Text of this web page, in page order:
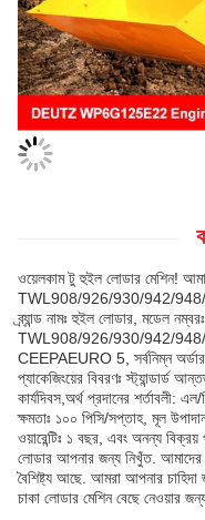
ওয়েলকাম টু হুইল লোডার মেশিন!
TWL908/926/930/942/948/
ব্র্যান্ড নামঃ হুইল লোডার, মডেল নম্বরঃ
TWL908/926/930/942/948/
CEEPAEURO 5, সর্বনিম্ন
প্যাকেজিংয়ের বিবরণঃ স্ট্যান্ডার্ড
কার্যদিবস,অর্থ প্রদানের শর্তাবলী:
ক্ষমতাঃ ১০০ পিসি/সপ্তাহ, মূল
ওয়ারেন্টিঃ ১ বছর, এবং অনন্য বিক্রয়
লোডার আপনার জন্য নিখুঁত. আমাদের
বৈশিষ্ট্য আছে. আমরা আপনার চাহিদা
চাকা লোডার মেশিন বেছে নেওয়ার